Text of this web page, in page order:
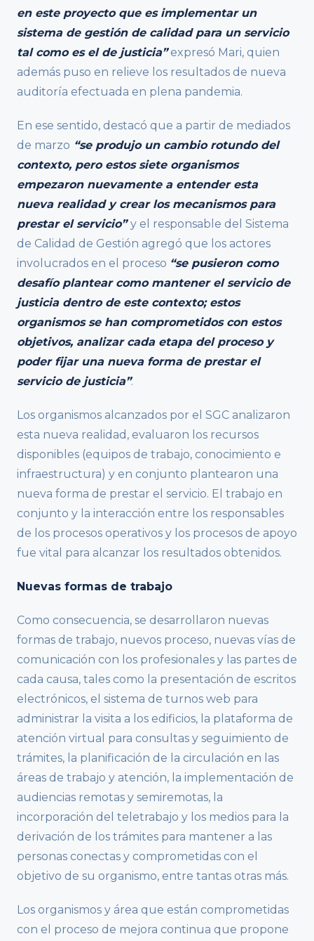
en este proyecto que es implementar un
sistema de gestión de calidad para un servicio
tal como es el de justicia” expresó Mari, quien
además puso en relieve los resultados de nueva
auditoría efectuada en plena pandemia.
En ese sentido, destacó que a partir de mediados
de marzo “se produjo un cambio rotundo del
contexto, pero estos siete organismos
empezaron nuevamente a entender esta
nueva realidad y crear los mecanismos para
prestar el servicio”y el responsable del Sistema
de Calidad de Gestión agregó que los actores
involucrados en el proceso “se pusieron como
desafío plantear como mantener el servicio de
justicia dentro de este contexto; estos
organismos se han comprometidos con estos
objetivos, analizar cada etapa del proceso y
poder fijar una nueva forma de prestar el
servicio de justicia”.
Los organismos alcanzados por el SGC analizaron
esta nueva realidad, evaluaron los recursos
disponibles (equipos de trabajo, conocimiento e
infraestructura) y en conjunto plantearon una
nueva forma de prestar el servicio. El trabajo en
conjunto y la interacción entre los responsables
de los procesos operativos y los procesos de apoyo
fue vital para alcanzar los resultados obtenidos.
Nuevas formas de trabajo
Como consecuencia, se desarrollaron nuevas
formas de trabajo, nuevos proceso, nuevas vías de
comunicación con los profesionales y las partes de
cada causa, tales como la presentación de escritos
electrónicos, el sistema de turnos web para
administrar la visita a los edificios, la plataforma de
atención virtual para consultas y seguimiento de
trámites, la planificación de la circulación en las
áreas de trabajo y atención, la implementación de
audiencias remotas y semiremotas, la
incorporación del teletrabajo y los medios para la
derivación de los trámites para mantener a las
personas conectas y comprometidas con el
objetivo de su organismo, entre tantas otras más.
Los organismos y área que están comprometidas
con el proceso de mejora continua que propone